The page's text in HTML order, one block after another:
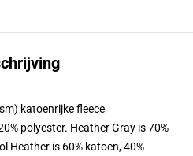
katoenrijke fleece
polyester. Heather Gray is 70%
Heather is 60% katoen, 40%